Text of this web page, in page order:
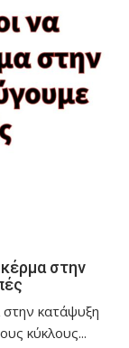
στην
στην κατάψυξη
κύκλους...